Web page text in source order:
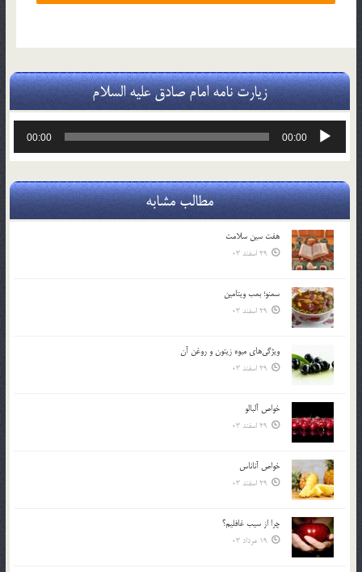
زیارت نامه امام صادق علیه السلام
پخش‌کننده
00:00
00:00
مطالب مشابه
هفت سين سلامت
29 اسفند 03
سمنو؛ بمب ويتامين
29 اسفند 03
ويژگي‌هاي ميوه زيتون و روغن آن
29 اسفند 03
خواص آلبالو
29 اسفند 03
خواص آناناس
29 اسفند 03
چرا از سيب غافليم؟
19 مرداد 03